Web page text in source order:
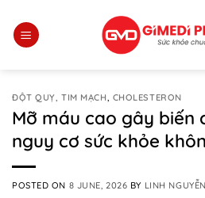
content
ĐỘT QUỴ, TIM MẠCH, CHOLESTERON
Mỡ máu cao gây biến
nguy cơ sức khỏe
POSTED ON 8 JUNE, 2026 BY LINH NGUYỄN